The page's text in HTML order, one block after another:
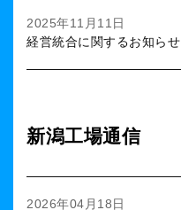
2025年11月11日
経営統合に関するお知らせ
新潟工場通信
2026年04月18日